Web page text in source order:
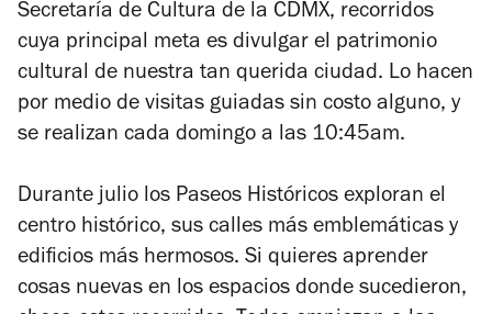
Secretaría de Cultura de la CDMX, recorridos
cuya principal meta es divulgar el patrimonio
cultural de nuestra tan querida ciudad. Lo hacen
por medio de visitas guiadas sin costo alguno, y
se realizan cada domingo a las 10:45am.
Durante julio los Paseos Históricos exploran el
centro histórico, sus calles más emblemáticas y
edificios más hermosos. Si quieres aprender
cosas nuevas en los espacios donde sucedieron,